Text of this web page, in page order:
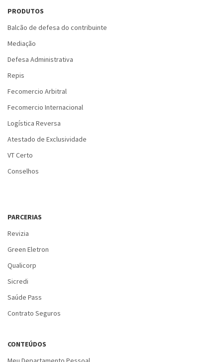
PRODUTOS
Balcão de defesa do contribuinte
Mediação
Defesa Administrativa
Repis
Fecomercio Arbitral
Fecomercio Internacional
Logística Reversa
Atestado de Exclusividade
VT Certo
Conselhos
PARCERIAS
Revizia
Green Eletron
Qualicorp
Sicredi
Saúde Pass
Contrato Seguros
CONTEÚDOS